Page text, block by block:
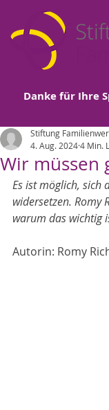
Danke für Ihre
Wir müssen
Stiftung
4. Aug. 20244 Min.
Es ist möglich, sich
widersetzen. Romy
warum das wichtig
Autorin: Romy